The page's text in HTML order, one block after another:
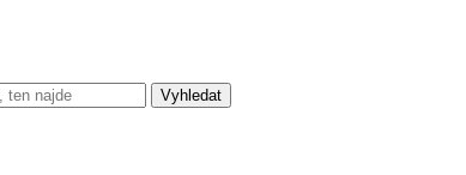
Vyhledat